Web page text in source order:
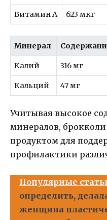
Витамин A 623 мкг
Минерал
Калий 316 мг
Кальций 47 мг
Учитывая высокое
минералов,
продуктом для
профилактики
Популярные
определить,
женщина